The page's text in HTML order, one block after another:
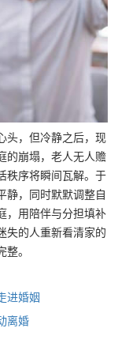
头，但冷静之后，现
的崩塌，老人无人赡
秩序将瞬间瓦解。于
静，同时默默调整自
，用陪伴与分担填补
失的人重新看清家的
。
进婚姻
离婚